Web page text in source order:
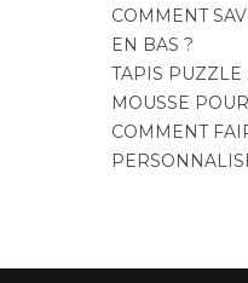
COMMENT
EN BAS ?
TAPIS PUZZLE
MOUSSE
COMMENT